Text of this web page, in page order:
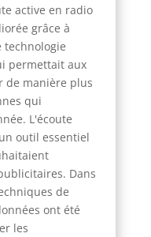
active en radio
grâce à
permettait aux
de manière plus
qui
L'écoute
outil essentiel
Dans
de
ont été
les